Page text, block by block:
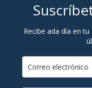
Recibe ada día en